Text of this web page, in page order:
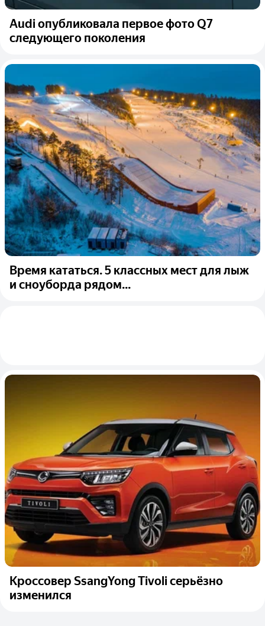
Audi опубликовала первое фото Q7
следующего поколения
Время кататься. 5 классных мест для лыж
и сноуборда рядом...
Кроссовер SsangYong Tivoli серьёзно
изменился